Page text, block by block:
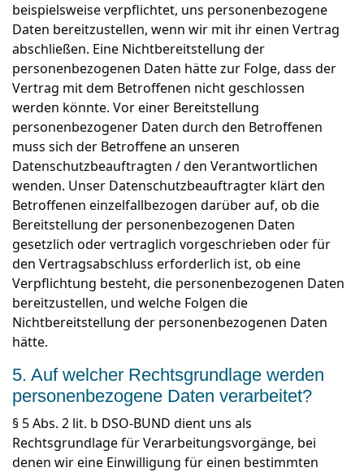
beispielsweise verpflichtet, uns personenbezogene
Daten bereitzustellen, wenn wir mit ihr einen Vertrag
abschließen. Eine Nichtbereitstellung der
personenbezogenen Daten hätte zur Folge, dass der
Vertrag mit dem Betroffenen nicht geschlossen
werden könnte. Vor einer Bereitstellung
personenbezogener Daten durch den Betroffenen
muss sich der Betroffene an unseren
Datenschutzbeauftragten / den Verantwortlichen
wenden. Unser Datenschutzbeauftragter klärt den
Betroffenen einzelfallbezogen darüber auf, ob die
Bereitstellung der personenbezogenen Daten
gesetzlich oder vertraglich vorgeschrieben oder für
den Vertragsabschluss erforderlich ist, ob eine
Verpflichtung besteht, die personenbezogenen Daten
bereitzustellen, und welche Folgen die
Nichtbereitstellung der personenbezogenen Daten
hätte.
5. Auf welcher Rechtsgrundlage werden
personenbezogene Daten verarbeitet?
§ 5 Abs. 2 lit. b DSO-BUND dient uns als
Rechtsgrundlage für Verarbeitungsvorgänge, bei
denen wir eine Einwilligung für einen bestimmten